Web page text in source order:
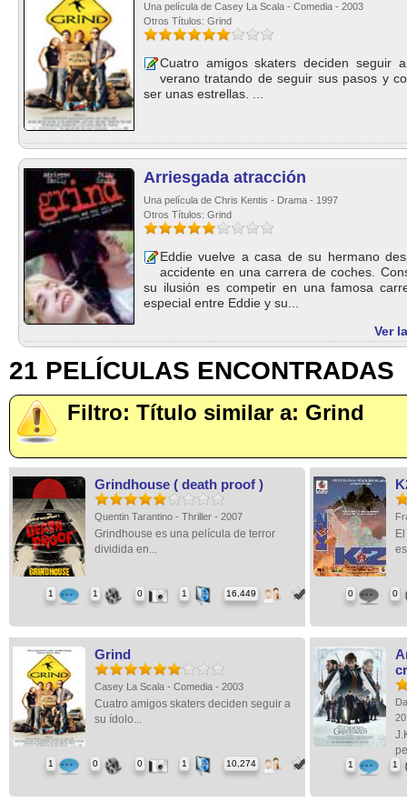
Una película de Casey La Scala - Comedia - 2003
Otros Títulos: Grind
Cuatro amigos skaters deciden seguir
verano tratando de seguir sus pasos y
ser unas estrellas. ...
Arriesgada atracción
Una película de Chris Kentis - Drama - 1997
Otros Títulos: Grind
Eddie vuelve a casa de su hermano
accidente en una carrera de coches.
su ilusión es competir en una famosa
especial entre Eddie y su...
Ver
21 PELÍCULAS ENCONTRADAS
Filtro: Título similar a: Grind
Grindhouse ( death proof )
Quentin Tarantino - Thriller - 2007
Grindhouse es una película de terror
dividida en...
1 1 0 1 16,449 0 0
Grind
Casey La Scala - Comedia - 2003
Cuatro amigos skaters deciden seguir a
su ídolo...
1 0 0 1 10,274 1 1